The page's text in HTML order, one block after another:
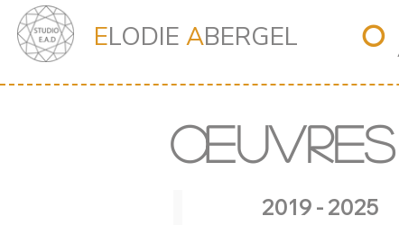
ELODIE ABERGEL ⭘
ŒUVRES
2019 - 2025